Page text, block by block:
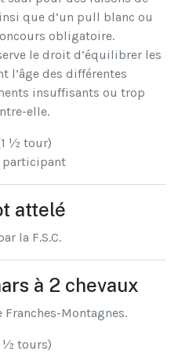
que d’un pull blanc ou
obligatoire.
le droit d’équilibrer les
l’âge des différentes
insuffisants ou trop
elle.
½ tour)
participant
attelé
la F.S.C.
à 2 chevaux
Montagnes.
½ tours)